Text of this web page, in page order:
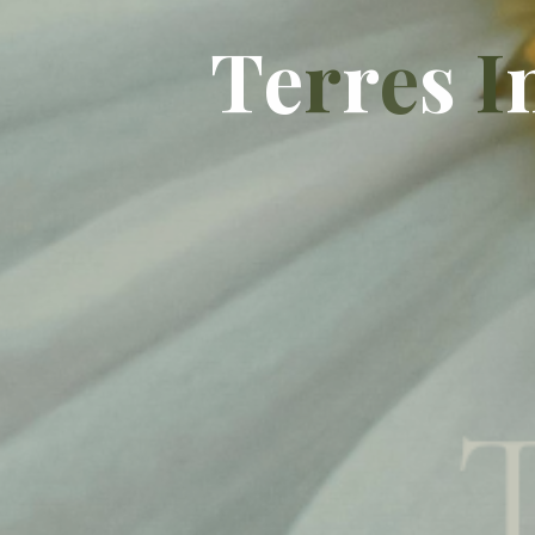
Terr
r esI